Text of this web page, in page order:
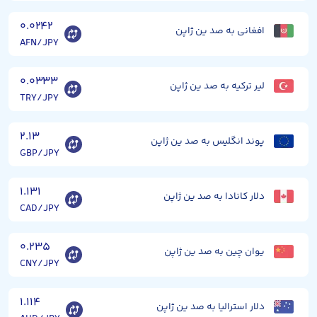
افغانی به صد ین ژاپن ۰.۰۲۴۲
AFN/JPY
لیر ترکیه به صد ین ژاپن ۰.۰۳۳۳
TRY/JPY
پوند انگلیس به صد ین ژاپن ۲.۱۳
GBP/JPY
دلار کانادا به صد ین ژاپن ۱.۱۳۱
CAD/JPY
یوان چین به صد ین ژاپن ۰.۲۳۵
CNY/JPY
دلار استرالیا به صد ین ژاپن ۱.۱۱۴